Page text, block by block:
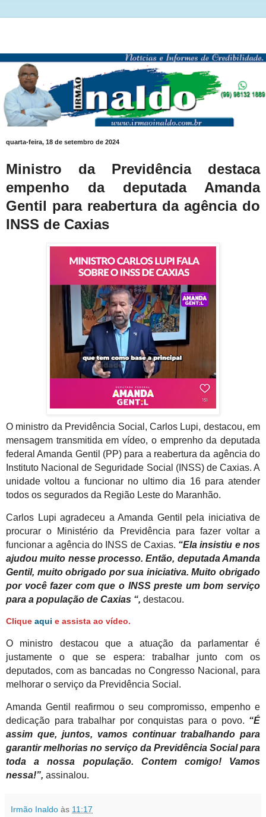
quarta-feira, 18 de setembro de 2024
Ministro da Previdência destaca
empenho da deputada Amanda
Gentil para reabertura da agência do
INSS de Caxias
O ministro da Previdência Social, Carlos Lupi, destacou, em
mensagem transmitida em vídeo, o emprenho da deputada
federal Amanda Gentil (PP) para a reabertura da agência do
Instituto Nacional de Seguridade Social (INSS) de Caxias. A
unidade voltou a funcionar no ultimo dia 16 para atender
todos os segurados da Região Leste do Maranhão.
Carlos Lupi agradeceu a Amanda Gentil pela iniciativa de
procurar o Ministério da Previdência para fazer voltar a
funcionar a agência do INSS de Caxias. “Ela insistiu e nos
ajudou muito nesse processo. Então, deputada Amanda
Gentil, muito obrigado por sua iniciativa. Muito obrigado
por você fazer com que o INSS preste um bom serviço
para a população de Caxias “, destacou.
Clique aqui e assista ao vídeo.
O ministro destacou que a atuação da parlamentar é
justamente o que se espera: trabalhar junto com os
deputados, com as bancadas no Congresso Nacional, para
melhorar o serviço da Previdência Social.
Amanda Gentil reafirmou o seu compromisso, empenho e
dedicação para trabalhar por conquistas para o povo. “É
assim que, juntos, vamos continuar trabalhando para
garantir melhorias no serviço da Previdência Social para
toda a nossa população. Contem comigo! Vamos
nessa!”, assinalou.
Irmão Inaldo às 11:17